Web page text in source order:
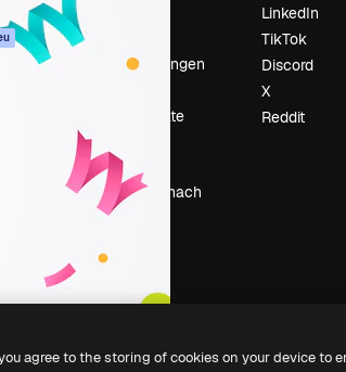
Veranstaltungen
Deine Inhalte
Pressesaal
Suchst du nach
magnific.ai
LinkedIn
TikTok
Discord
X
Reddit
agree to the storing of cookies on your device to